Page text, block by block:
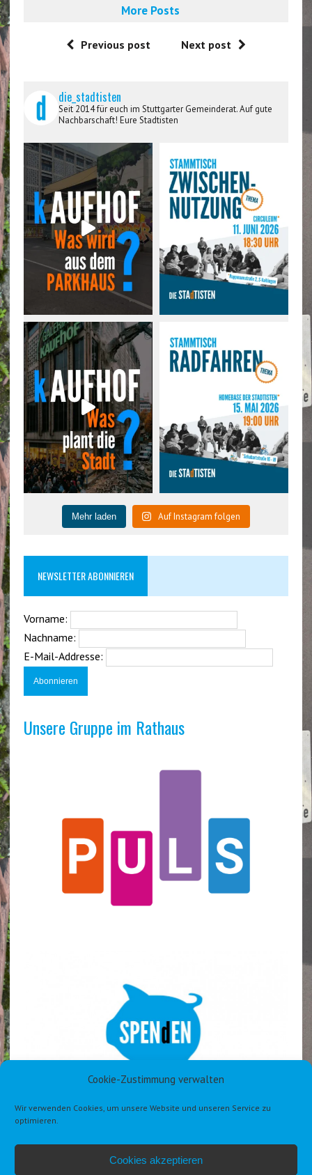
Cookie-Zustimmung verwalten
Wir verwenden Cookies, um unsere Website und unseren Service zu
optimieren.
Cookies akzeptieren
More Posts
Previous post Next post
die_stadtisten
Seit 2014 für euch im Stuttgarter Gemeinderat. Auf gute
Nachbarschaft! Eure Stadtisten
Mehr laden Auf Instagram folgen
NEWSLETTER ABONNIEREN
Vorname:
Nachname:
E-Mail-Addresse:
Unsere Gruppe im Rathaus